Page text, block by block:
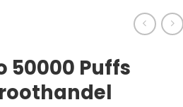
50000 Puffs